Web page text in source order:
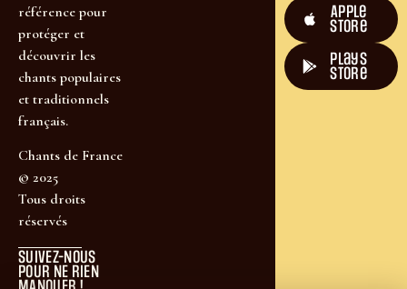
référence pour
protéger et
découvrir les
chants populaires
et traditionnels
français.
Chants de France
© 2025
Tous droits
réservés
SUIVEZ-NOUS
POUR NE RIEN
Apple
Store
plays
store